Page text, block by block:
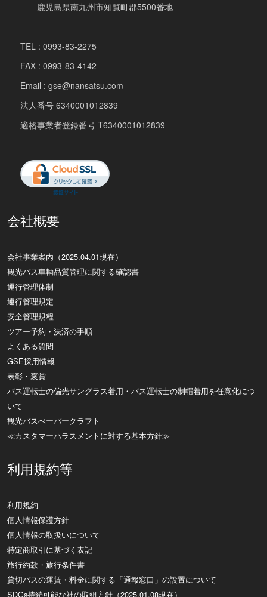
鹿児島県南九州市知覧町郡5500番地
TEL : 0993-83-2275
FAX : 0993-83-4142
Email : gse@nansatsu.com
法人番号 6340001012839
適格事業者登録番号 T6340001012839
会社概要
会社事業案内（2025.04.01現在）
観光バス車輌品質管理に関する確認書
運行管理体制
運行管理規定
安全管理規程
ツアー予約・決済の手順
よくある質問
GSE採用情報
表彰・褒賞
バス運転士の偏光サングラス着用・バス運転士の制帽着用を任意化につ
いて
観光バスぺーパークラフト
≪カスタマーハラスメントに対する基本方針≫
利用規約等
利用規約
個人情報保護方針
個人情報の取扱いについて
特定商取引に基づく表記
旅行約款・旅行条件書
貸切バスの運賃・料金に関する「通報窓口」の設置について
SDGs持続可能な社の取組方針（2025.01.08現在）